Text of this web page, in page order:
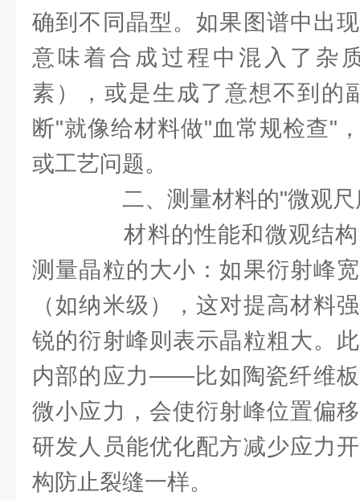
确到不同晶型。如果图谱中出
意味着合成过程中混入了杂
素），或是生成了意想不到的
断"就像给材料做"血常规检查"
或工艺问题。
二、测量材料的"微观尺
材料的性能和微观结构
测量晶粒的大小：如果衍射峰
（如纳米级），这对提高材料
锐的衍射峰则表示晶粒粗大。
内部的应力——比如陶瓷纤维
微小应力，会使衍射峰位置偏
研发人员能优化配方减少应力
构防止裂缝一样。